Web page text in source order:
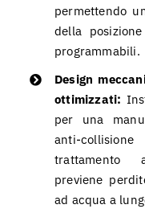
permettendo
della
programmabili.
Design
ottimizzati:
per una
anti-
trattamento
previene
ad acqua a